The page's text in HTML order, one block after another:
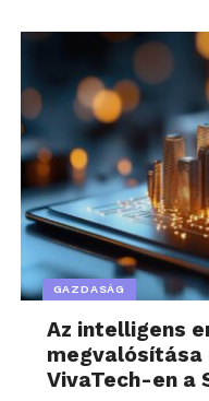
GAZDASÁG
Az intelligens
VivaTech-en a